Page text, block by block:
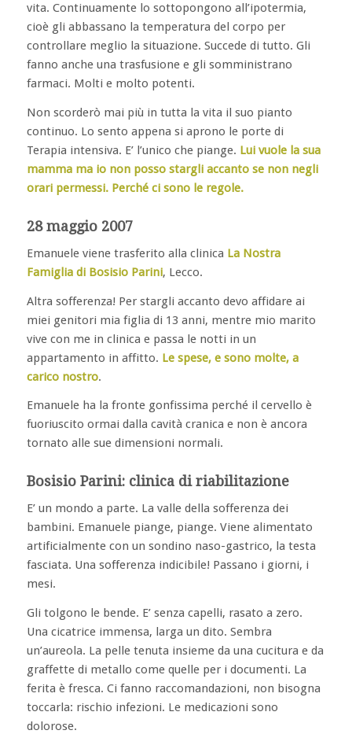
vita. Continuamente lo sottopongono all’ipotermia,
cioè gli abbassano la temperatura del corpo per
controllare meglio la situazione. Succede di tutto. Gli
fanno anche una trasfusione e gli somministrano
farmaci. Molti e molto potenti.
Non scorderò mai più in tutta la vita il suo pianto
continuo. Lo sento appena si aprono le porte di
Terapia intensiva. E’ l’unico che piange. Lui vuole la sua
mamma ma io non posso stargli accanto se non negli
orari permessi. Perché ci sono le regole.
28 maggio 2007
Emanuele viene trasferito alla clinica La Nostra
Famiglia di Bosisio Parini, Lecco.
Altra sofferenza! Per stargli accanto devo affidare ai
miei genitori mia figlia di 13 anni, mentre mio marito
vive con me in clinica e passa le notti in un
appartamento in affitto. Le spese, e sono molte, a
carico nostro.
Emanuele ha la fronte gonfissima perché il cervello è
fuoriuscito ormai dalla cavità cranica e non è ancora
tornato alle sue dimensioni normali.
Bosisio Parini: clinica di riabilitazione
E’ un mondo a parte. La valle della sofferenza dei
bambini. Emanuele piange, piange. Viene alimentato
artificialmente con un sondino naso-gastrico, la testa
fasciata. Una sofferenza indicibile! Passano i giorni, i
mesi.
Gli tolgono le bende. E’ senza capelli, rasato a zero.
Una cicatrice immensa, larga un dito. Sembra
un’aureola. La pelle tenuta insieme da una cucitura e da
graffette di metallo come quelle per i documenti. La
ferita è fresca. Ci fanno raccomandazioni, non bisogna
toccarla: rischio infezioni. Le medicazioni sono
dolorose.